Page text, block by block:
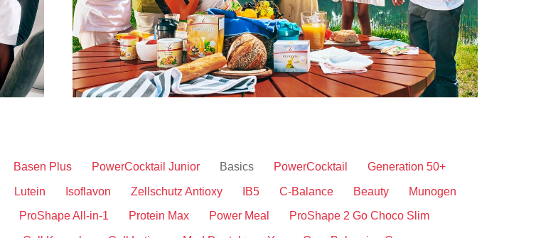
Basen Plus PowerCocktail Junior Basics PowerCocktail Generation 50+
Lutein Isoflavon Zellschutz Antioxy IB5 C-Balance Beauty Munogen
ProShape All-in-1 Protein Max Power Meal ProShape 2 Go Choco Slim